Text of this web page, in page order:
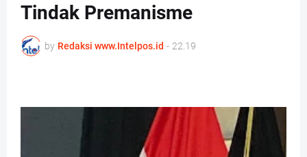
Tindak Premanisme
by Redaksi www.Intelpos.id - 22.19